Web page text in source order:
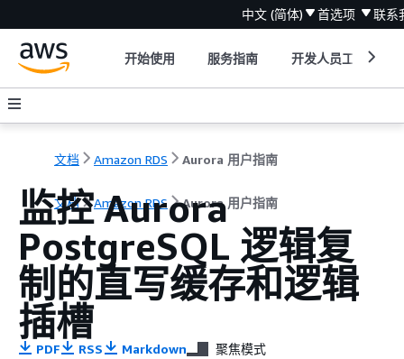
中文 (简体) 首选项 联系
开始使用 服务指南 开发人员工具
文档 Amazon RDS Aurora 用户指南
文档 Amazon RDS Aurora 用户指南
监控 Aurora
PostgreSQL 逻辑复
制的直写缓存和逻辑
插槽
PDF RSS Markdown 聚焦模式